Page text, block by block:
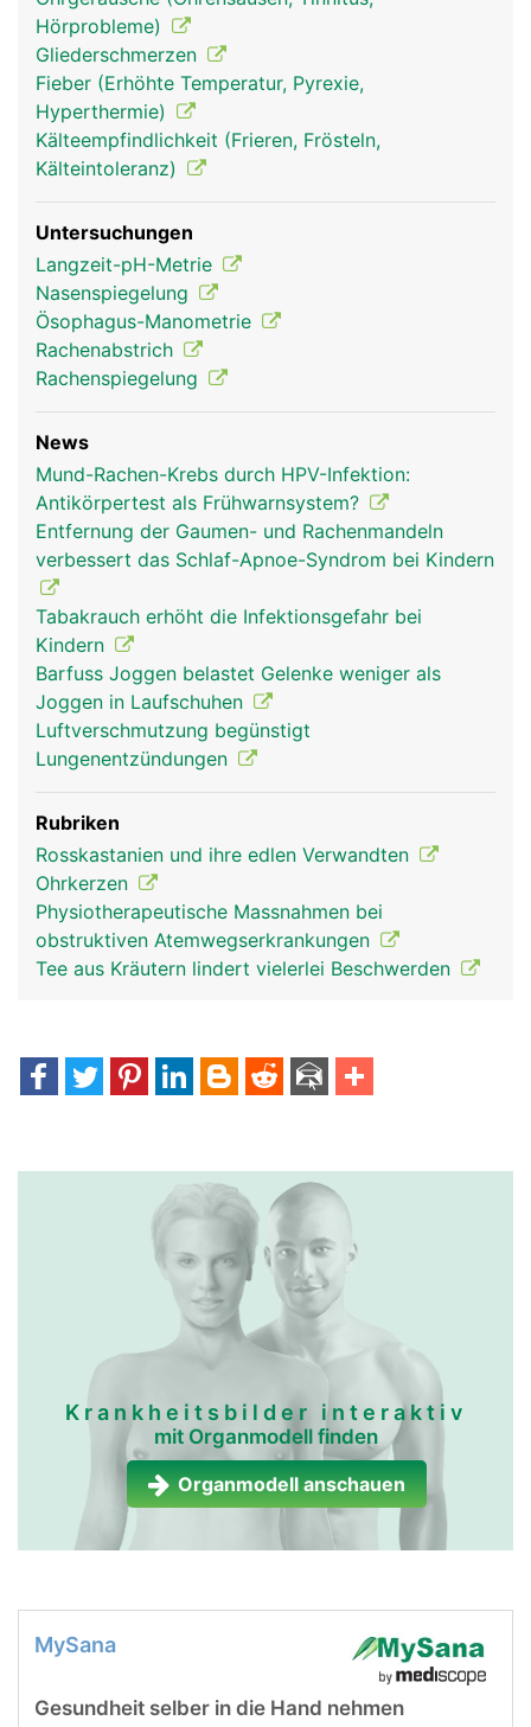
Mittelohr herstellt und für den Druckausgleich
beim Schlucken sorgt.
Rachen Frau Rachen Mann
Rachen Mann
Hörprobleme)
Gliederschmerzen
Fieber (Erhöhte Temperatur, Pyrexie,
Hyperthermie)
Kälteempfindlichkeit (Frieren, Frösteln,
Kälteintoleranz)
Untersuchungen
Langzeit-pH-Metrie
Nasenspiegelung
Ösophagus-Manometrie
Rachenabstrich
Rachenspiegelung
News
Mund-Rachen-Krebs durch HPV-Infektion:
Antikörpertest als Frühwarnsystem?
Entfernung der Gaumen- und Rachenmandeln
verbessert das Schlaf-Apnoe-Syndrom bei Kindern
Tabakrauch erhöht die Infektionsgefahr bei
Kindern
Barfuss Joggen belastet Gelenke weniger als
Joggen in Laufschuhen
Luftverschmutzung begünstigt
Lungenentzündungen
Rubriken
Rosskastanien und ihre edlen Verwandten
Ohrkerzen
Physiotherapeutische Massnahmen bei
obstruktiven Atemwegserkrankungen
Tee aus Kräutern lindert vielerlei Beschwerden
Krankheitsbilder interaktiv
mit Organmodell finden
Organmodell anschauen
MySana
Gesundheit selber in die Hand nehmen